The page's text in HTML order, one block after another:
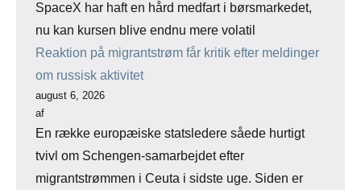
SpaceX har haft en hård medfart i børsmarkedet,
nu kan kursen blive endnu mere volatil
Reaktion på migrantstrøm får kritik efter meldinger
om russisk aktivitet
august 6, 2026
af
En række europæiske statsledere såede hurtigt
tvivl om Schengen-samarbejdet efter
migrantstrømmen i Ceuta i sidste uge. Siden er